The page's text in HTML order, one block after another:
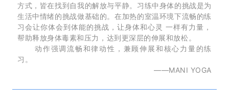
方式，皆在找到自我的解放与平静。习练中身体的挑战是为
生活中情绪的挑战做基础的。在加热的室温环境下流畅的练
习会让你体会到体能的挑战，让身体和心灵 一样有力量，
帮助释放身体毒素和压力，达到更深层的伸展和放松。
动作强调流畅和律动性，兼顾伸展和核心力量的练
习。
——MANI YOGA